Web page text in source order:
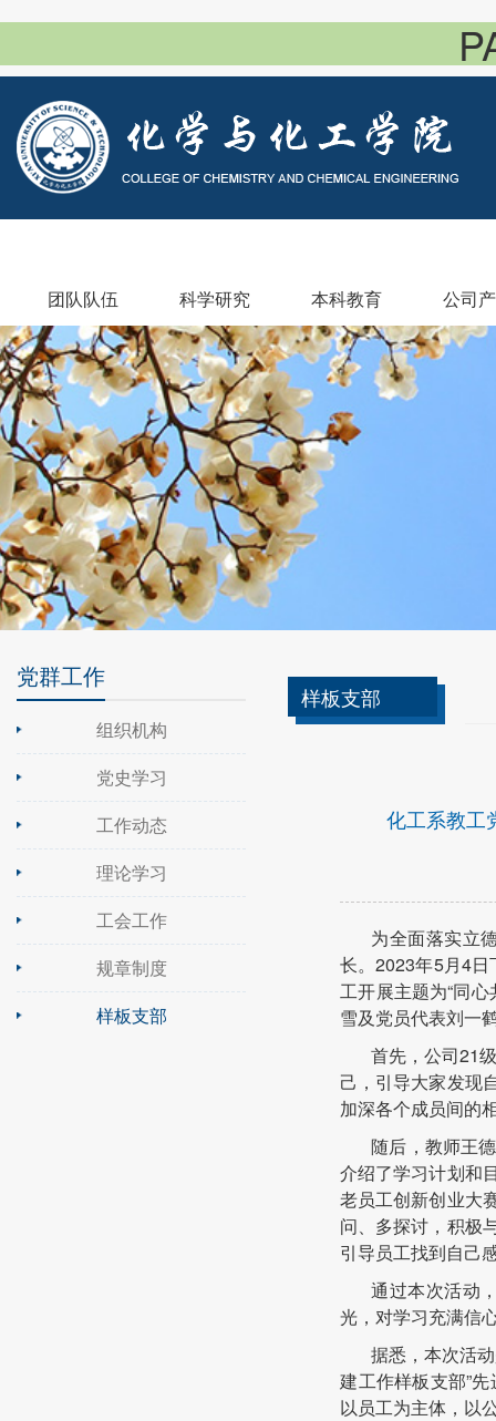
团队队伍 科学研究 本科教育 公司
党群工作
组织机构
党史学习
工作动态
理论学习
工会工作
规章制度
样板支部
样板支部
化工系教工
为全面落实立
长。2023年5月4
工开展主题为“同
雪及党员代表刘一
首先，公司21
己，引导大家发现
加深各个成员间的
随后，教师王
介绍了学习计划和
老员工创新创业大
问、多探讨，积极
引导员工找到自己
通过本次活动
光，对学习充满信
据悉，本次活
建工作样板支部”
以员工为主体，以